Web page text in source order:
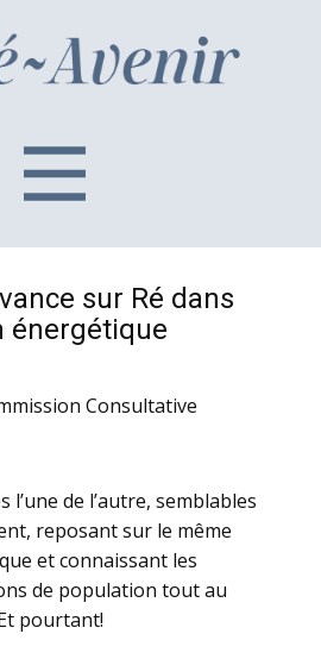
sur Ré dans
énergétique
Consultative
l’une de l’autre, semblables
reposant sur le même
et connaissant les
de population tout au
pourtant!